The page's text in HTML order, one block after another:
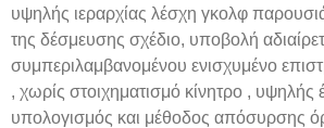
υψηλής ιεραρχίας λέσχη γκολφ
της δέσμευσης σχέδιο, υποβολή
συμπεριλαμβανομένου ενισχυμένο
, χωρίς στοιχηματισμό κίνητρο , υψηλής
υπολογισμός και μέθοδος απόσυρσης